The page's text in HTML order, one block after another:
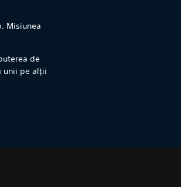
Misiunea
de
unii pe alții